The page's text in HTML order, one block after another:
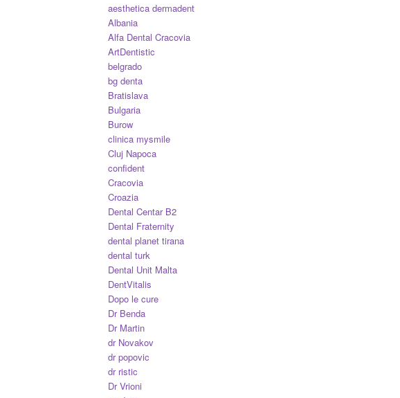
aesthetica dermadent
Albania
Alfa Dental Cracovia
ArtDentistic
belgrado
bg denta
Bratislava
Bulgaria
Burow
clinica mysmile
Cluj Napoca
confident
Cracovia
Croazia
Dental Centar B2
Dental Fraternity
dental planet tirana
dental turk
Dental Unit Malta
DentVitalis
Dopo le cure
Dr Benda
Dr Martin
dr Novakov
dr popovic
dr ristic
Dr Vrioni